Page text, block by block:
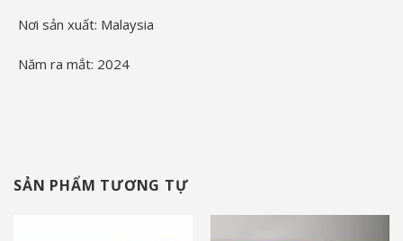
Nơi sản xuất: Malaysia
Năm ra mắt: 2024
SẢN PHẨM TƯƠNG TỰ